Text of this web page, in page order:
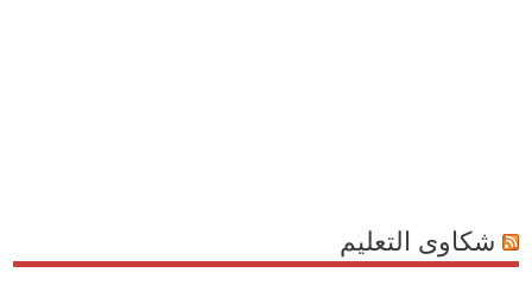
شكاوى التعليم